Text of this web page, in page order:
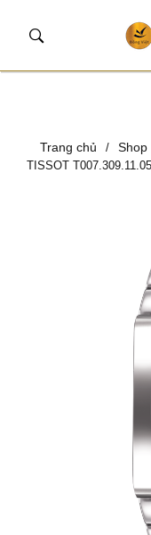
Trang chủ / Shop
TISSOT